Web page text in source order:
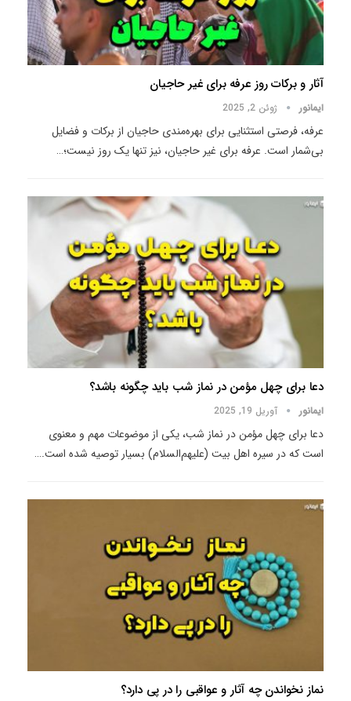
آثار و برکات روز عرفه برای غیر حاجیان
ایمانور ژوئن 2, 2025
عرفه، فرصتی استثنایی برای بهره‌مندی حاجیان از برکات و فضایل
بی‌شمار است. عرفه برای غیر حاجیان، نیز تنها یک روز نیست؛…
دعا برای چهل مؤمن در نماز شب باید چگونه باشد؟
ایمانور آوریل 19, 2025
دعا برای چهل مؤمن در نماز شب، یکی از موضوعات مهم و معنوی
است که در سیره اهل بیت (علیهم‌السلام) بسیار توصیه شده است.…
نماز نخواندن چه آثار و عواقبی را در پی دارد؟